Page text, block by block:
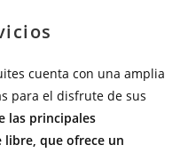
cuenta con una amplia
para el disfrute de sus
las principales
libre, que ofrece un